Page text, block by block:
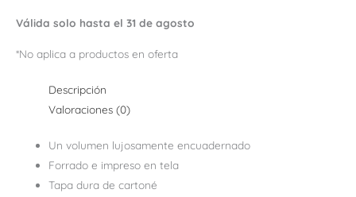
Válida solo hasta el 31 de agosto
*No aplica a productos en oferta
Descripción
Valoraciones (0)
Un volumen lujosamente encuadernado
Forrado e impreso en tela
Tapa dura de cartoné